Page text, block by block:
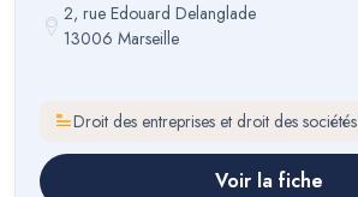
2, rue Edouard Delanglade
13006 Marseille
Droit des entreprises et droit des sociétés
Voir la fiche